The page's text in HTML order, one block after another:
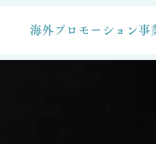
海外プロモーション事